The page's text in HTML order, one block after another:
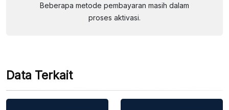
Beberapa metode pembayaran masih dalam
proses aktivasi.
Data Terkait